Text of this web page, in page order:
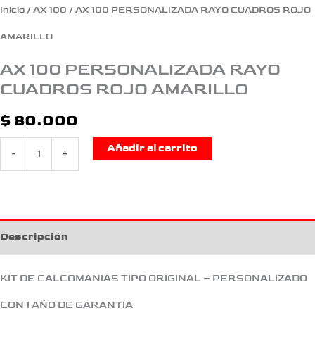
Inicio / AX 100 / AX 100 PERSONALIZADA RAYO CUADROS ROJO
AMARILLO
AX 100 PERSONALIZADA RAYO
CUADROS ROJO AMARILLO
$ 80.000
- +
Añadir al carrito
Descripción
KIT DE CALCOMANIAS TIPO ORIGINAL – PERSONALIZADO
CON 1 AÑO DE GARANTIA